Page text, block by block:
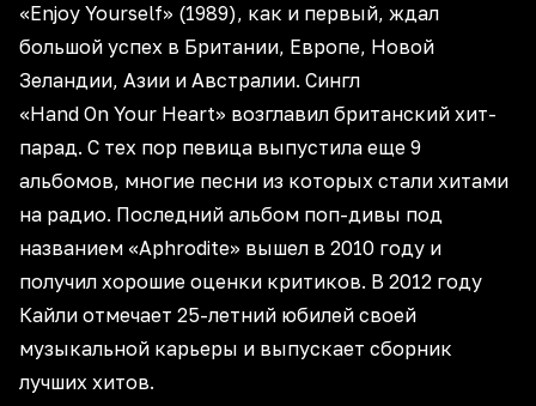
«Enjoy Yourself» (1989), как и первый, ждал
большой успех в Британии, Европе, Новой
Зеландии, Азии и Австралии. Сингл
«Hand On Your Heart» возглавил британский хит-
парад. С тех пор певица выпустила еще 9
альбомов, многие песни из которых стали хитами
на радио. Последний альбом поп-дивы под
названием «Aphrodite» вышел в 2010 году и
получил хорошие оценки критиков. В 2012 году
Кайли отмечает 25-летний юбилей своей
музыкальной карьеры и выпускает сборник
лучших хитов.